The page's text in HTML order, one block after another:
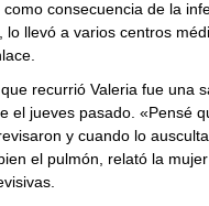
como consecuencia de la
lo llevó a varios centros
recurrió Valeria fue una
el jueves pasado. «Pensé
y cuando lo
el pulmón, relató la